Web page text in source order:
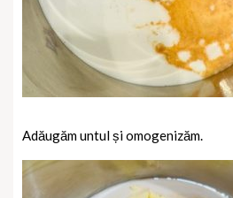
Adăugăm untul și omogenizăm.